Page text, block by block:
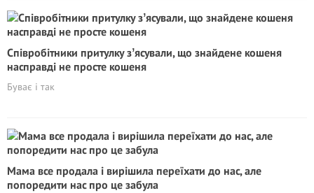
Співробітники притулку зʼясували, що знайдене кошеня
насправді не просте кошеня
Буває і так
Мама все продала і вирішила переїхати до нас, але
попоредити нас про це забула